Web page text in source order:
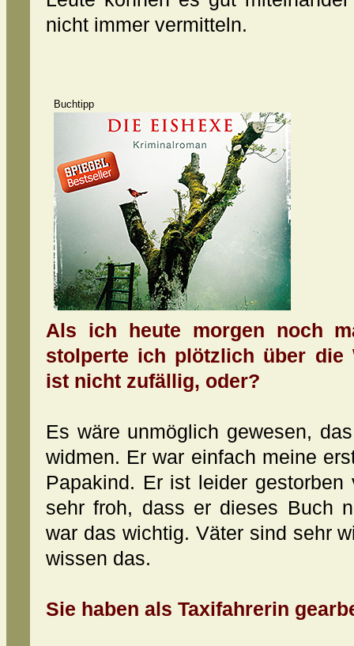
nicht immer vermitteln.
Buchtipp
Als ich heute morgen noch
stolperte ich plötzlich über die
ist nicht zufällig, oder?
Es wäre unmöglich gewesen,
widmen. Er war einfach meine
Papakind. Er ist leider
sehr froh, dass er dieses Buch
war das wichtig. Väter sind sehr
wissen das.
Sie haben als Taxifahrerin